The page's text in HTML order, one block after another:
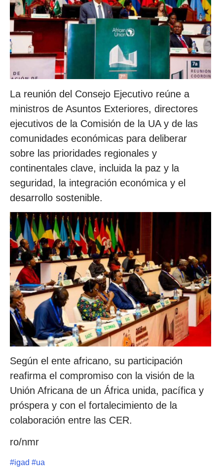
La reunión del Consejo Ejecutivo reúne a
ministros de Asuntos Exteriores, directores
ejecutivos de la Comisión de la UA y de las
comunidades económicas para deliberar
sobre las prioridades regionales y
continentales clave, incluida la paz y la
seguridad, la integración económica y el
desarrollo sostenible.
Según el ente africano, su participación
reafirma el compromiso con la visión de la
Unión Africana de un África unida, pacífica y
próspera y con el fortalecimiento de la
colaboración entre las CER.
ro/nmr
#igad #ua